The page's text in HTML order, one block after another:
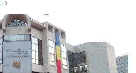
0